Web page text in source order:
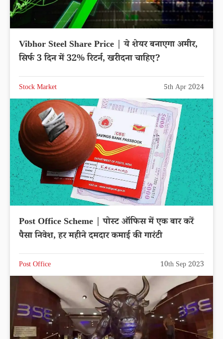
Vibhor Steel Share Price | ये शेयर बनाएगा अमीर,
सिर्फ 3 दिन में 32% रिटर्न, खरीदना चाहिए?
Stock Market 5th Apr 2024
Post Office Scheme | पोस्ट ऑफिस में एक बार करें
पैसा निवेश, हर महीने दमदार कमाई की गारंटी
Post Office 10th Sep 2023